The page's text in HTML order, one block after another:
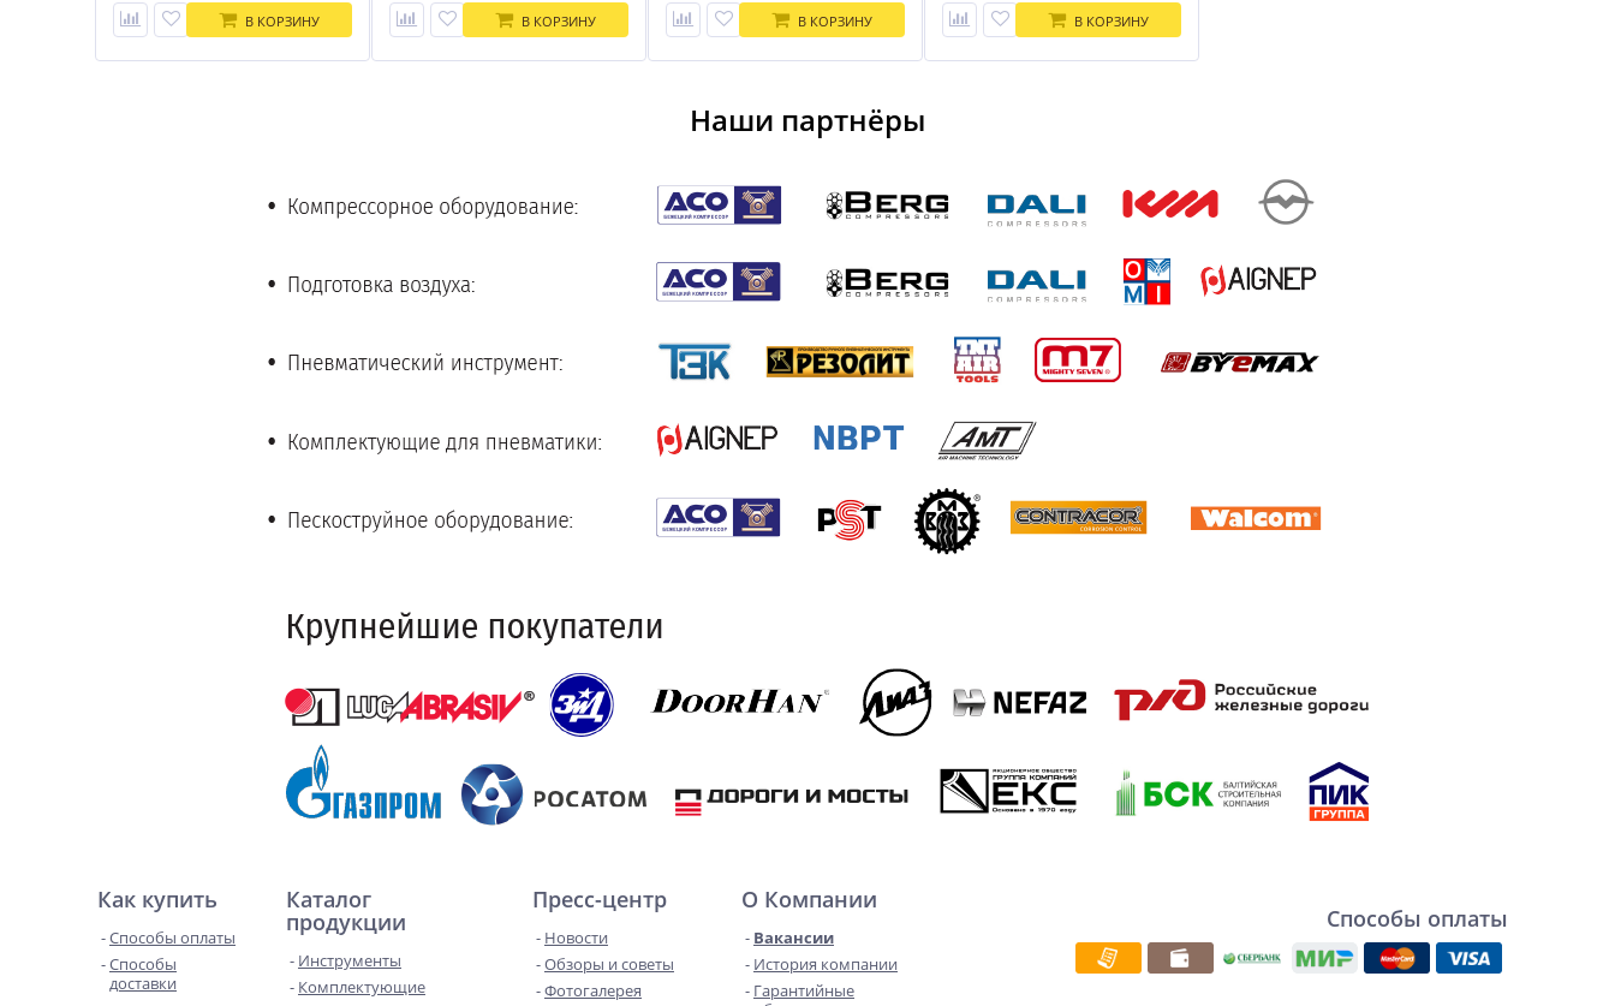
В КОРЗИНУ
В КОРЗИНУ
В КОРЗИНУ
В КОРЗИНУ
Наши партнёры
Как купить
Способы оплаты
Способы
доставки
Каталог
продукции
Инструменты
Комплектующие
Пресс-центр
Новости
Обзоры и советы
Фотогалерея
О Компании
Вакансии
История компании
Гарантийные
Способы оплаты